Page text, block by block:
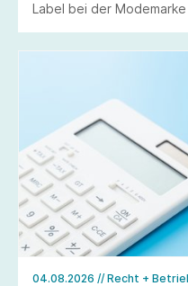
Label bei der
04.08.2026 // Recht +